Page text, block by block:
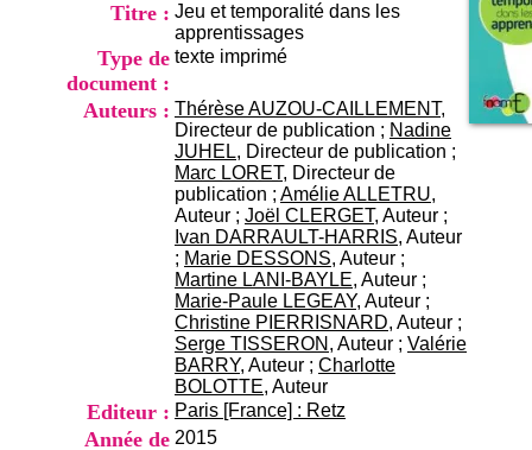
9h00-12h00 13h30-16h00
Mail
Titre : Jeu et temporalité dans les
apprentissages
Type de
document :
texte imprimé
Auteurs : Thérèse AUZOU-CAILLEMENT,
Directeur de publication ; Nadine
JUHEL, Directeur de publication ;
Marc LORET, Directeur de
publication ; Amélie ALLETRU,
Auteur ; Joël CLERGET, Auteur ;
Ivan DARRAULT-HARRIS, Auteur
; Marie DESSONS, Auteur ;
Martine LANI-BAYLE, Auteur ;
Marie-Paule LEGEAY, Auteur ;
Christine PIERRISNARD, Auteur ;
Serge TISSERON , Auteur ; Valérie
BARRY, Auteur ; Charlotte
BOLOTTE, Auteur
Editeur : Paris [France] : Retz
Année de 2015
t
i
o
e
t
d
e
D
o
c
u
m
e
n
t
a
t
i
o
n